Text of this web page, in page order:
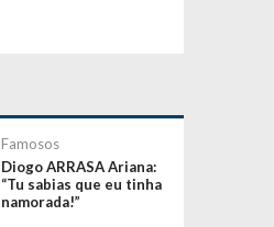
Famosos
Diogo ARRASA Ariana:
“Tu sabias que eu tinha
namorada!”